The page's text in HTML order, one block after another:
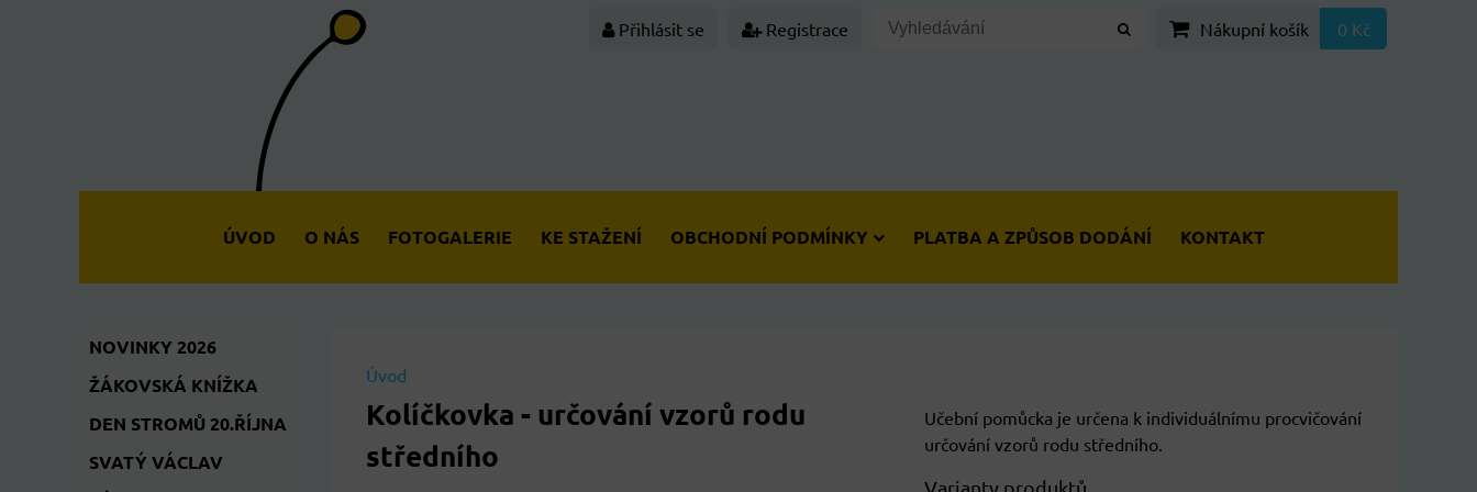
Přihlásit se Registrace Nákupní košík 0 Kč
ÚVOD O NÁS FOTOGALERIE KE STAŽENÍ OBCHODNÍ PODMÍNKY PLATBA A ZPŮSOB DODÁNÍ KONTAKT
Úvod
Kolíčkovka - určování vzorů rodu
středního
Učební pomůcka je určena k individuálnímu procvičování
určování vzorů rodu středního.
Varianty produktů
NOVINKY 2026
ŽÁKOVSKÁ KNÍŽKA
DEN STROMŮ 20.ŘÍJNA
SVATÝ VÁCLAV